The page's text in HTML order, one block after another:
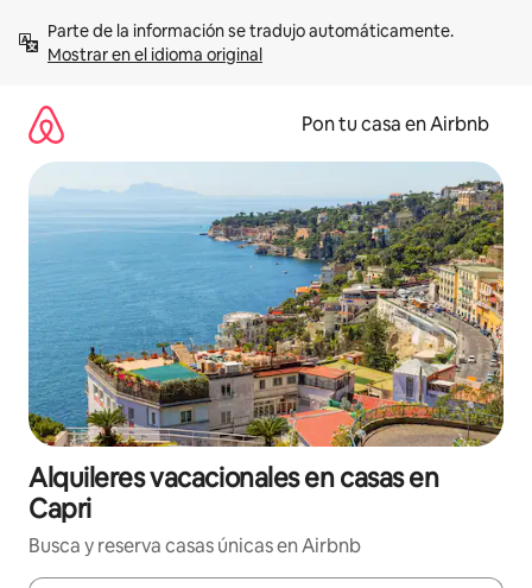
contenidoMostrar en el idioma original
Pon tu casa en Airbnb
Alquileres vacacionales en casas en
Capri
Busca y reserva casas únicas en Airbnb